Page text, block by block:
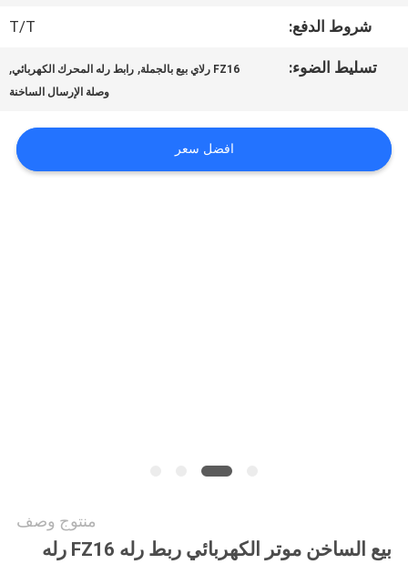
المصنع
رقابة
جودة
الخصوصية
شروط الدفع: T/T
تسليط الضوء: FZ16 رلاي بيع بالجملة , رابط رله المحرك الكهربائي,
وصلة الإرسال الساخنة
افضل سعر
منتوج وصف
بيع الساخن موتر الكهربائي ربط رله FZ16 رله